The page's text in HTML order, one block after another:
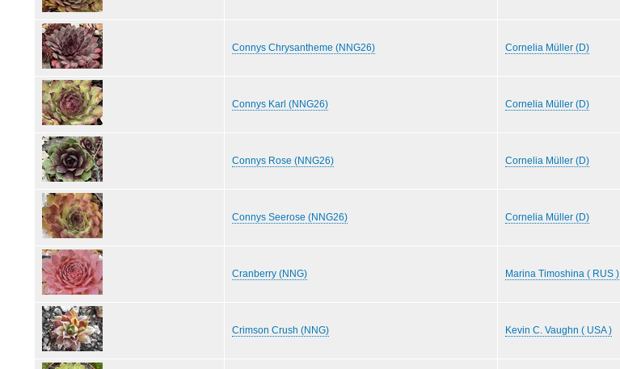
Connys Chrysantheme (NNG26) Cornelia Müller (D)
Connys Karl (NNG26) Cornelia Müller (D)
Connys Rose (NNG26) Cornelia Müller (D)
Connys Seerose (NNG26) Cornelia Müller (D)
Cranberry (NNG) Marina Timoshina ( RUS )
Crimson Crush (NNG) Kevin C. Vaughn ( USA )